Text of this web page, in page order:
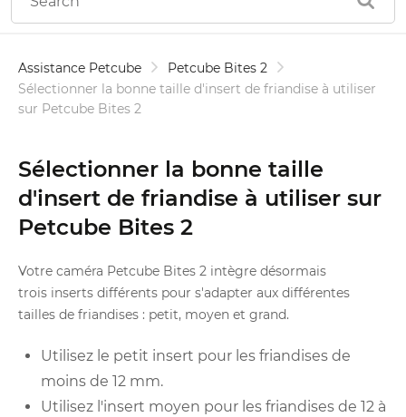
Assistance Petcube
Petcube Bites 2
Sélectionner la bonne taille d'insert de friandise à utiliser
sur Petcube Bites 2
Sélectionner la bonne taille
d'insert de friandise à utiliser sur
Petcube Bites 2
Votre caméra Petcube Bites 2 intègre désormais
trois inserts différents pour s'adapter aux différentes
tailles de friandises : petit, moyen et grand.
Utilisez le petit insert pour les friandises de
moins de 12 mm.
Utilisez l'insert moyen pour les friandises de 12 à